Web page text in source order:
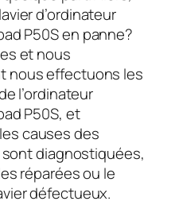
d’ordinateur
P50S en panne?
et nous
nous effectuons les
l’ordinateur
P50S, et
causes des
diagnostiquées,
réparées ou le
défectueux.